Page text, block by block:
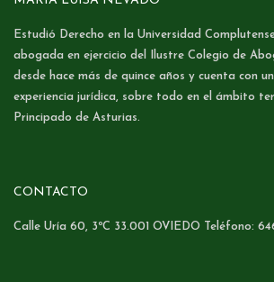
Estudió Derecho en la Universidad
abogada en ejercicio del Ilustre Colegio de
desde hace más de quince años y cuenta con
experiencia jurídica, sobre todo en el ámbito
Principado de Asturias.
CONTACTO
Calle Uría 60, 3ºC 33.001 OVIEDO Teléfono: